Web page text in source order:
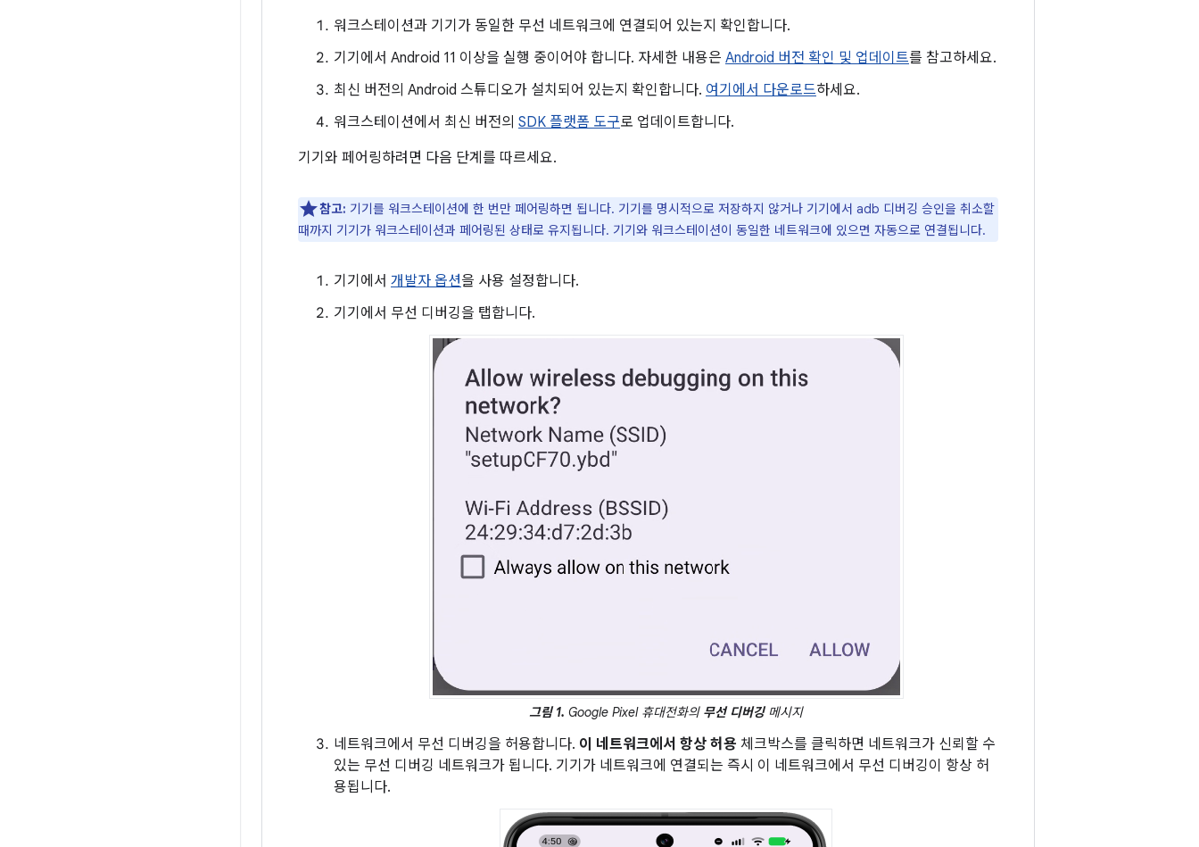
워크스테이션과 기기가 동일한 무선 네트워크에 연결되어 있는지 확인합니다.
기기에서 Android 11 이상을 실행 중이어야 합니다. 자세한 내용은 Android 버전 확인 및 업데이트를 참고하세요.
최신 버전의 Android 스튜디오가 설치되어 있는지 확인합니다. 여기에서 다운로드하세요.
워크스테이션에서 최신 버전의 SDK 플랫폼 도구로 업데이트합니다.
기기와 페어링하려면 다음 단계를 따르세요.
참고: 기기를 워크스테이션에 한 번만 페어링하면 됩니다. 기기를 명시적으로 저장하지 않거나 기기에서 adb 디버깅 승인을 취소할
때까지 기기가 워크스테이션과 페어링된 상태로 유지됩니다. 기기와 워크스테이션이 동일한 네트워크에 있으면 자동으로 연결됩니다.
기기에서 개발자 옵션을 사용 설정합니다.
기기에서 무선 디버깅을 탭합니다.
그림 1. Google Pixel 휴대전화의 무선 디버깅메시지
네트워크에서 무선 디버깅을 허용합니다. 이 네트워크에서 항상 허용 체크박스를 클릭하면 네트워크가 신뢰할 수
있는 무선 디버깅 네트워크가 됩니다. 기기가 네트워크에 연결되는 즉시 이 네트워크에서 무선 디버깅이 항상 허
용됩니다.